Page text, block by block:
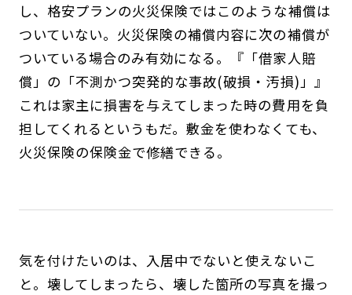
し、格安プランの火災保険ではこのような補償は
ついていない。火災保険の補償内容に次の補償が
ついている場合のみ有効になる。『「借家人賠
償」の「不測かつ突発的な事故(破損・汚損)」』
これは家主に損害を与えてしまった時の費用を負
担してくれるというもだ。敷金を使わなくても、
火災保険の保険金で修繕できる。
気を付けたいのは、入居中でないと使えないこ
と。壊してしまったら、壊した箇所の写真を撮っ